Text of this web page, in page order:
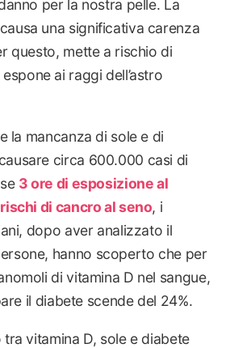
per la nostra pelle. La
una significativa carenza
questo, mette a rischio di
ai raggi dell’astro
la mancanza di sole e di
circa 600.000 casi di
3 ore di esposizione al
di cancro al seno, i
dopo aver analizzato il
hanno scoperto che per
di vitamina D nel sangue,
il diabete scende del 24%.
vitamina D, sole e diabete